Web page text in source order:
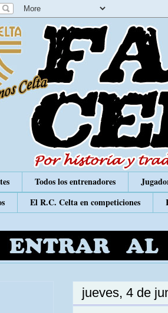
Todos los entrenadores
El R.C. Celta en competiciones
jueves, 4 de